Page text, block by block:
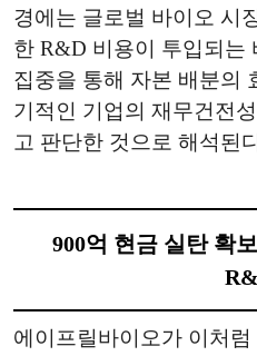
경에는 글로벌 바이오 시
한 R&D 비용이 투입되는
집중을 통해 자본 배분의
기적인 기업의 재무건전
고 판단한 것으로 해석된
900억 현금 실탄 확
에이프릴바이오가 이처